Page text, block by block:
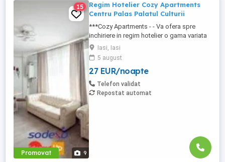
Promovat 9
15
Regim Hotelier Cozy Apartments
Centru Palas Palatul Culturii
***Cozy Apartments - - Va ofera spre
inchiriere in regim hotelier o gama variata
de apartamente si garsoniere situate in
puncte cheie ale orasului doar in
complexe rezidentiale noi: *Zona Palas
Mall - Centru - Complex Lazar Residence;
*Zona Palas Mall - Centru Complex Q
Residence; *Zona Palas Mall ...
Iasi, Iasi
5 august
27 EUR/noapte
Telefon validat
Repostat automat